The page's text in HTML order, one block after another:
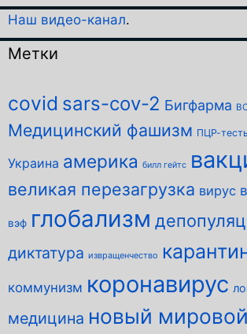
Наш видео-канал.
Метки
covid sars-cov-2 Бигфарма
Медицинский фашизм ПЦР-
Украина америка билл гейтс
великая перезагрузка вирус
вэф глобализм
диктатура извращенчество
коммунизм коронавирус
медицина новый